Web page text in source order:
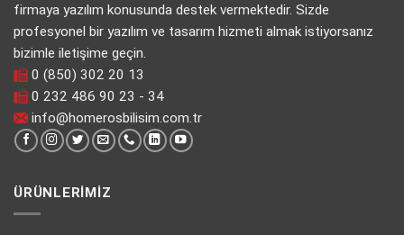
firmaya yazılım konusunda destek vermektedir. Sizde
profesyonel bir yazılım ve tasarım hizmeti almak istiyorsanız
bizimle iletişime geçin.
0 (850) 302 20 13
0 232 486 90 23 - 34
info@homerosbilisim.com.tr
ÜRÜNLERIMIZ